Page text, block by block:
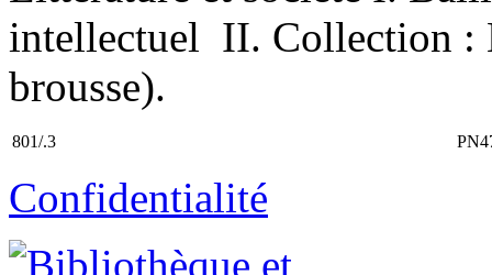
intellectuel II. Collection :
brousse).
801/.3
Confidentialité